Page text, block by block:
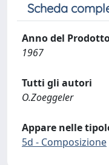
Scheda
Anno del
1967
Tutti gli autori
O.Zoeggeler
Appare nelle
5d - Composizione